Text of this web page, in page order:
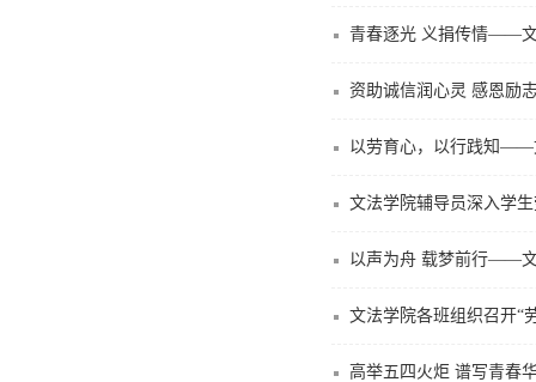
青春逐光 义捐传情——
资助诚信润心灵 感恩励
以劳育心，以行践知——
文法学院辅导员深入学
以声为舟 载梦前行——文
文法学院各班组织召开“
高举五四火炬 谱写青春